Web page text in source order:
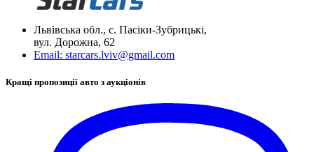
Львівська обл., с. Пасіки-Зубрицькі,
вул. Дорожна, 62
Email: starcars.lviv@gmail.com
Кращі пропозиції авто з аукціонів